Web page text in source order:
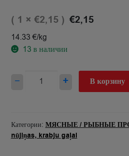
€2,15
( 1 × €2,15)
14.33 €/kg
13 в наличии
−
Количество
ar
krabju
+ В корзину
Категории: МЯСНЫЕ / РЫБНЫЕ
nūjiņas, krabju gaļai